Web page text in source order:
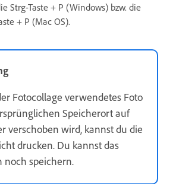
Strg-Taste + P (Windows) bzw. die
+ P (Mac OS).
Fotocollage verwendetes Foto
Speicherort auf
verschoben wird, kannst du die
drucken. Du kannst das
noch speichern.